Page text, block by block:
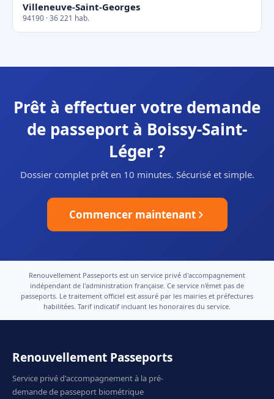
Villeneuve-Saint-Georges
94190 · 36 221 hab.
Prêt à effectuer votre demande
de passeport à Boissy-Saint-
Léger ?
Dossier complet prêt en 10 minutes. Sécurisé et simple.
Commencer maintenant
Renouvellement Passeports est un service privé d'accompagnement
indépendant de l'administration française. Ce service n'émet pas de
passeports. Le traitement officiel est assuré par les mairies et préfectures
habilitées. Tarif indicatif incluant les honoraires du service.
Renouvellement Passeports
Service privé d'accompagnement à la pré-
demande de passeport biométrique